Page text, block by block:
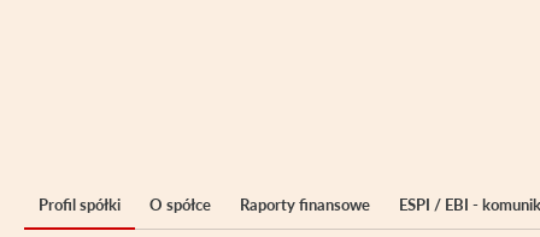
Profil spółki O spółce Raporty finansowe ESPI / EBI -